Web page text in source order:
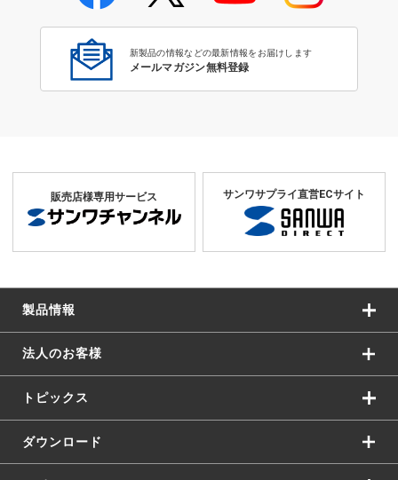
学校教育のICT環境整備特集
新製品の情報などの最新情報をお届けします
メールマガジン無料登録
販売店様専用サービス サンワサプライ直営ECサイト
製品情報
法人のお客様
トピックス
ダウンロード